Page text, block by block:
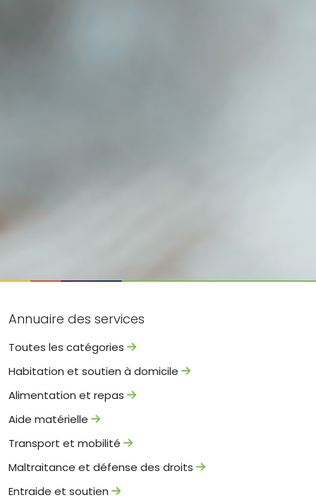
Annuaire des services
Toutes les catégories
Habitation et soutien à domicile
Alimentation et repas
Aide matérielle
Transport et mobilité
Maltraitance et défense des droits
Entraide et soutien